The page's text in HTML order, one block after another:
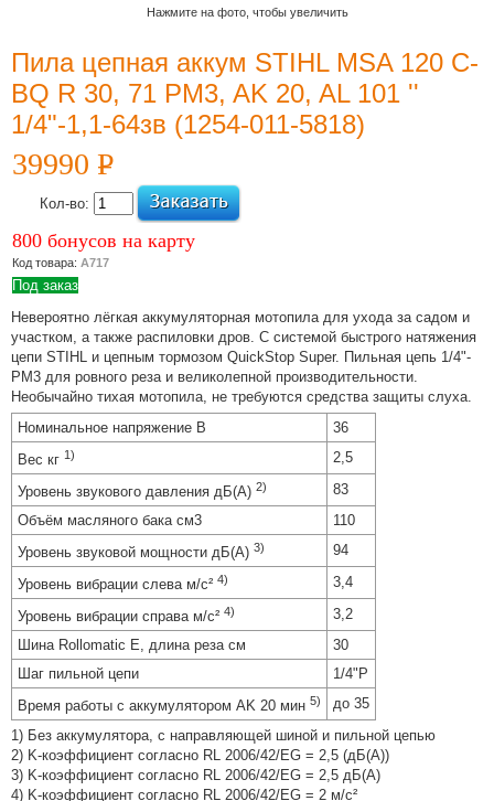
3257013977/325701001
Новости и
акции
12 Июля 2022
Какой триммер
выбрать,
электрический
или бензиновый
Подробнее
04 Июля 2022
Виды,
преимущества и
выбор мотокос
Подробнее
21 Апреля 2022
Преимущества
бытовых моек
высокого
давления с
электродвигателем
Подробнее
07 Апреля 2022
Бытовые и
профессиональные
мойки высокого
давления –
особенности
Нажмите на фото, чтобы увеличить
Пила цепная аккум STIHL MSA 120 C-
BQ R 30, 71 PM3, AK 20, AL 101 ''
1/4"-1,1-64зв (1254-011-5818)
39990 PУБ.
Кол-во:
800 бонусов на карту
Код товара: А717
Под заказ
Невероятно лёгкая аккумуляторная мотопила для ухода за садом и
участком, а также распиловки дров. С системой быстрого натяжения
цепи STIHL и цепным тормозом QuickStop Super. Пильная цепь 1/4"-
PM3 для ровного реза и великолепной производительности.
Необычайно тихая мотопила, не требуются средства защиты слуха.
Номинальное напряжение В
36
Вес кг 1) 2,5
Уровень звукового давления дБ(A) 2)
83
Объём масляного бака см3
110
Уровень звуковой мощности дБ(A) 3) 94
Уровень вибрации слева м/с² 4) 3,4
Уровень вибрации справа м/с² 4)
3,2
Шина Rollomatic E, длина реза см
30
Шаг пильной цепи
1/4"P
Время работы с аккумулятором AK 20 мин 5)
до 35
1) Без аккумулятора, с направляющей шиной и пильной цепью
2) K-коэффициент согласно RL 2006/42/EG = 2,5 (дБ(А))
3) K-коэффициент согласно RL 2006/42/EG = 2,5 дБ(A)
4) K-коэффициент согласно RL 2006/42/EG = 2 м/с²